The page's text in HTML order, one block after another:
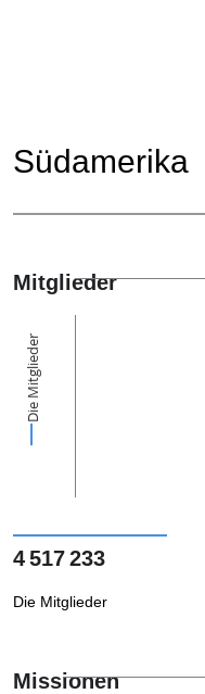
Südamerika
Mitglieder
Die Mitglieder
4 517 233
Die Mitglieder
Missionen